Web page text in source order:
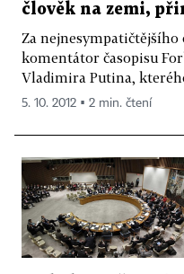
člověk na zemi,
Za nejnesympatičtějšího
komentátor časopisu
Vladimira Putina,
5. 10. 2012 ▪ 2 min. čtení